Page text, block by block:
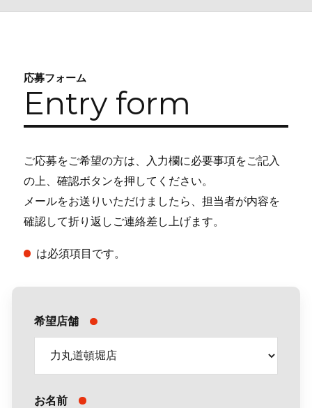
応募フォーム
Entry form
ご応募をご希望の方は、入力欄に必要事項をご記入
の上、確認ボタンを押してください。
メールをお送りいただけましたら、担当者が内容を
確認して折り返しご連絡差し上げます。
は必須項目です。
希望店舗
お名前